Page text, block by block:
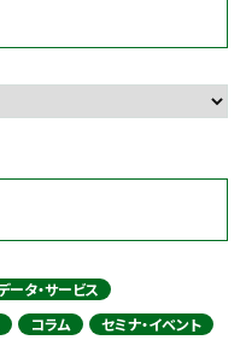
ータ・サービス
コラム
セミナ・イベント